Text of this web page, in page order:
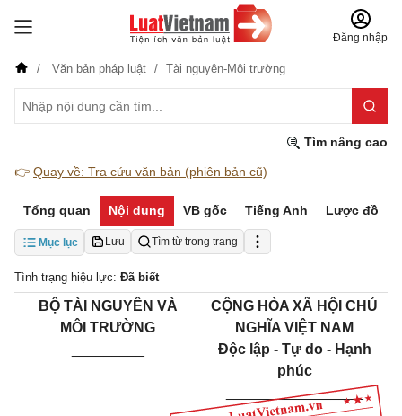
Đăng nhập
Văn bản pháp luật Tài nguyên-Môi trường
Tìm nâng cao
👉 Quay về: Tra cứu văn bản (phiên bản cũ)
Tổng quan Nội dung VB gốc Tiếng Anh Lược đồ
Mục lục Lưu Tìm từ trong trang
Tình trạng hiệu lực: Đã biết
BỘ TÀI NGUYÊN VÀ
MÔI TRƯỜNG
CỘNG HÒA XÃ HỘI CHỦ
NGHĨA VIỆT NAM
Độc lập - Tự do - Hạnh
phúc
_________________